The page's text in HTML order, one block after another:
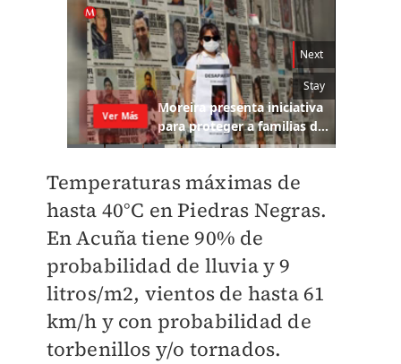
Temperaturas máximas de
hasta 40°C en Piedras Negras.
En Acuña tiene 90% de
probabilidad de lluvia y 9
litros/m2, vientos de hasta 61
km/h y con probabilidad de
torbenillos y/o tornados.